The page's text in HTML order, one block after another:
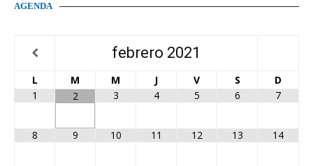
AGENDA
febrero 2021
L M M J V S
D
1
2 3 4 5 6 7
8 9 10 11 12 13 14